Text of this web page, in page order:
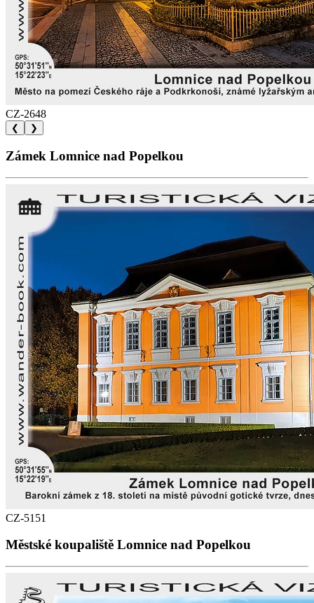
CZ-2648
❮ ❯
Zámek Lomnice nad Popelkou
CZ-5151
Městské koupaliště Lomnice nad Popelkou